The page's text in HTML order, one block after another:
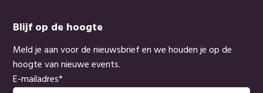
Blijf op de hoogte
Meld je aan voor de nieuwsbrief en we houden je op de
hoogte van nieuwe events.
E-mailadres*